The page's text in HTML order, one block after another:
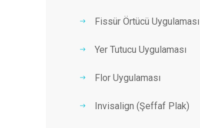
Fissür Örtücü Uygulaması
Yer Tutucu Uygulaması
Flor Uygulaması
Invisalign (Şeffaf Plak)